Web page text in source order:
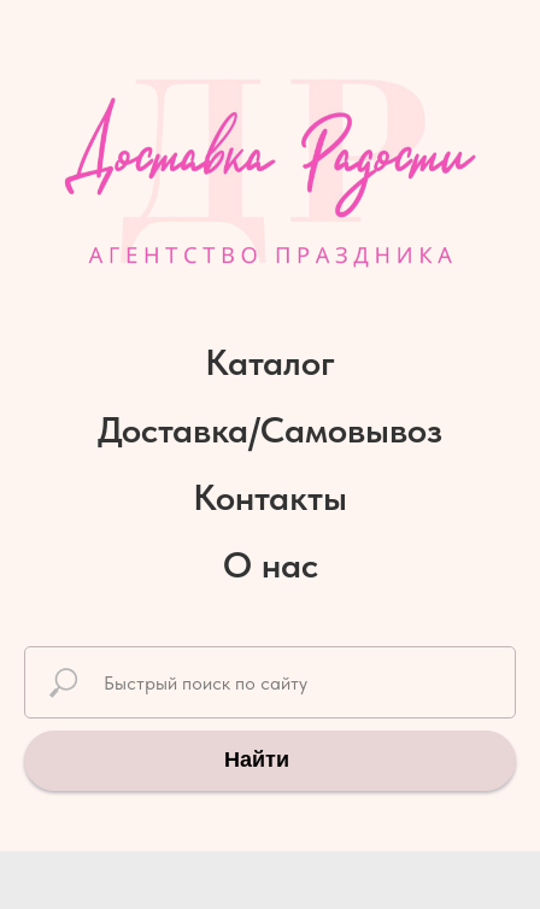
Каталог
Доставка/Самовывоз
Контакты
О нас
Найти